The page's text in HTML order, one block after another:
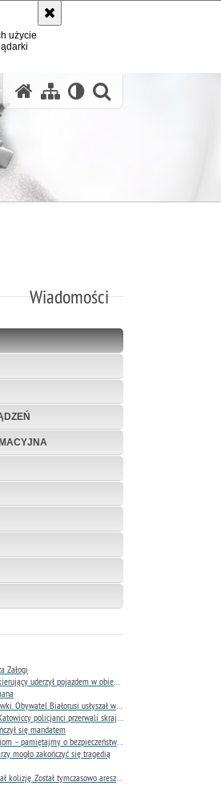
użycie
Wiadomości
Załogi
się mandatem
mogło zakończyć się tragedią